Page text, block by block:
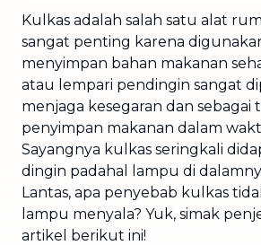
Kulkas adalah salah satu alat
sangat penting karena
menyimpan bahan makanan
atau lempari pendingin sangat
menjaga kesegaran dan sebagai
penyimpan makanan dalam
Sayangnya kulkas seringkali
dingin padahal lampu di
Lantas, apa penyebab kulkas
lampu menyala? Yuk, simak
artikel berikut ini!